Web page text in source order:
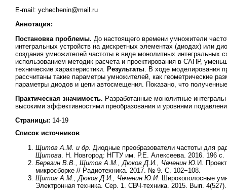
E-mail: ychechenin@mail.ru
Аннотация:
Постановка проблемы. До настоящего времени умножители
интегральных устройств на дискретных элементах (диодах) или
создания умножителей частоты в виде монолитных интегральных
использованием методик расчета и проектирования в САПР,
технические характеристики. Результаты . В ходе моделирования
рассчитаны такие параметры умножителей, как геометрические
параметры диодов и цепи автосмещения. Показано, что
Практическая значимость. Разработанные монолитные
высокими эффективностями преобразования и уровнями
Страницы: 14-19
Список источников
Щитов А.М. и др . Диодные преобразователи частоты для
Щитова . Н. Новгород: НГТУ им. Р.Е. Алексеева. 2016. 196 с.
Березин В.В., Щитов А.М., Дюков Д.И., Чеченин Ю. И.
микросборке // Радиотехника. 2017. № 9. С. 102−108.
Щитов А.М., Дюков Д.И., Чеченин Ю.И. Широкополосные
Электронная техника. Сер. 1. СВЧ-техника. 2015. Вып.